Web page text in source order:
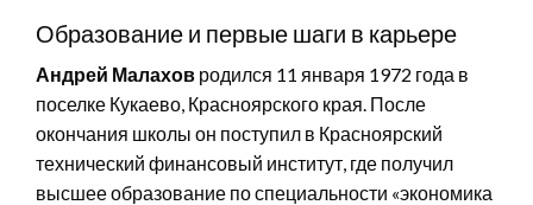
Образование и первые шаги в карьере
Андрей Малахов родился 11 января 1972 года в
поселке Кукаево, Красноярского края. После
окончания школы он поступил в Красноярский
технический финансовый институт, где получил
высшее образование по специальности «экономика